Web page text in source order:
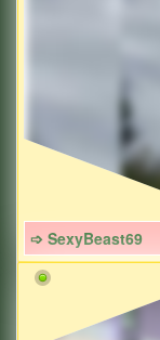
➩ SexyBeast69